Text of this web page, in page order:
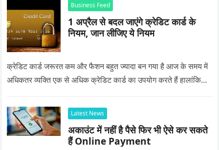
Business Feed
1 अप्रैल से बदल जाएंगे क्रेडिट कार्ड के
नियम, जान लीजिए ये नियम
क्रेडिट कार्ड जरूरत कम और फैशन बहुत ज्यादा बन गया है आज के समय में
अधिकतर व्यक्ति एक से अधिक क्रेडिट कार्ड का उपयोग करते हैं हालांकि…
Latest News
अकाउंट में नहीं है पैसे फिर भी ऐसे कर सकते
हैं Online Payment